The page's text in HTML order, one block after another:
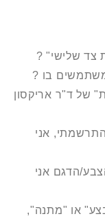
צד שלישי" ?
משתמשים בו ?
של ד"ר אריקסון
אני
הדגם אני
או "מתנה",